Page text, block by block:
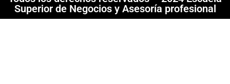
Superior de Negocios y Asesoría profesional